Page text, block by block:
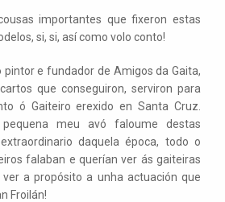
importantes que fixeron estas
si, si, así como volo conto!
e fundador de Amigos da Gaita,
que conseguiron, serviron para
ó Gaiteiro erexido en Santa Cruz.
meu avó faloume destas
daquela época, todo o
falaban e querían ver ás gaiteiras
a propósito a unha actuación que
Froilán!